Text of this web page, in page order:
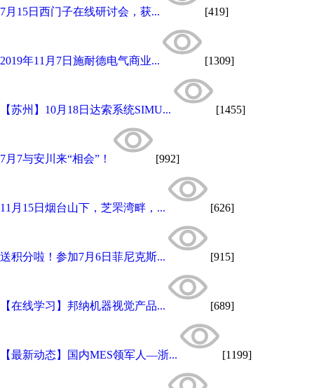
7月15日西门子在线研讨会，获... [419]
2019年11月7日施耐德电气商业... [1309]
【苏州】10月18日达索系统SIMU... [1455]
7月7与安川来“相会”！ [992]
11月15日烟台山下，芝罘湾畔，... [626]
送积分啦！参加7月6日菲尼克斯... [915]
【在线学习】邦纳机器视觉产品... [689]
【最新动态】国内MES领军人—浙... [1199]